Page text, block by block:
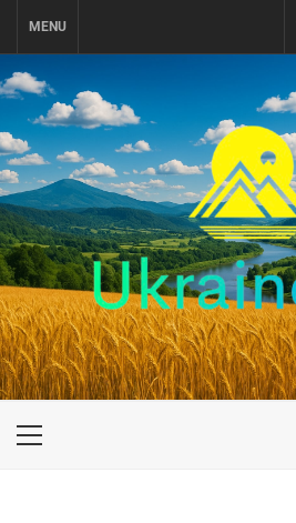
MENU
UKRAINE-IS
ПУТЕШЕСТВИЕ ПО
Primary